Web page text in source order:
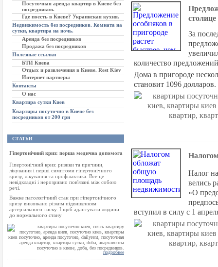
Посуточная аренда квартир в Киеве без
посредников.
Где поесть в Киеве? Украинская кухня.
Недвижимость без посредников. Комната на
сутки, квартира на ночь.
Аренда без посредников
Продажа без посредников
Полезные ссылки
БТИ Киева
Отдых и развлечения в Киеве. Rest Kiev
Интернет партнеры
Контакты
О нас
Квартира сутки Киев
Квартиры посуточно в Киеве без
посредников от 200 грн
СТАТЬИ
Гіпертонічний криз: перша медична допомога
Гіпертонічний криз: ризики та причини,
лікування і перші симптоми гіпертонічного
кризу, лікування та профілактика. Все це
невідкладні і нерозривно пов'язані між собою
речі.
Важке патологічний стан при гіпертонічного
кризу викликано різким підвищенням
артеріального тиску. І щоб адаптувати людини
до нормального стану
подробнее
столице
За
количество
Дома в пригороде
становит 1096
Налог
велись
«О
вступил в силу с 1